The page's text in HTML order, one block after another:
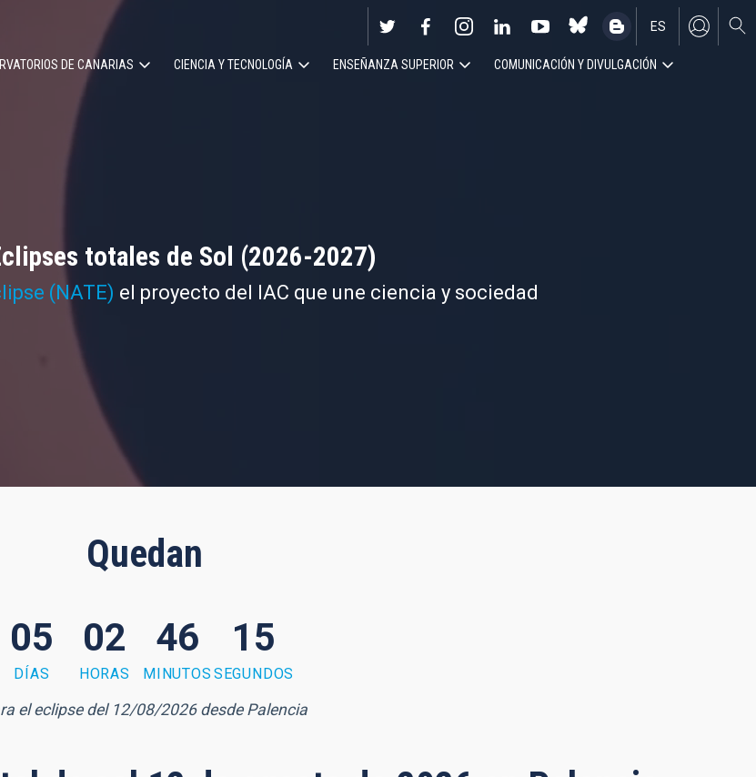
EN
ES
DE CANARIAS CIENCIA Y TECNOLOGÍA ENSEÑANZA SUPERIOR COMUNICACIÓN Y DIVULGACIÓN
totales de Sol (2026-2027)
(NATE) el proyecto del IAC que une ciencia y sociedad
Quedan
05
DÍAS
02
HORAS
46
MINUTOS
14
SEGUNDOS
el eclipse del 12/08/2026 desde Palencia